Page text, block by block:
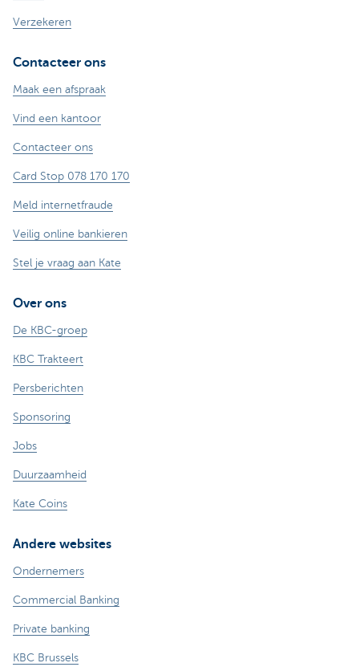
Verzekeren
Contacteer ons
Maak een afspraak
Vind een kantoor
Contacteer ons
Card Stop 078 170 170
Meld internetfraude
Veilig online bankieren
Stel je vraag aan Kate
Over ons
De KBC-groep
KBC Trakteert
Persberichten
Sponsoring
Jobs
Duurzaamheid
Kate Coins
Andere websites
Ondernemers
Commercial Banking
Private banking
KBC Brussels